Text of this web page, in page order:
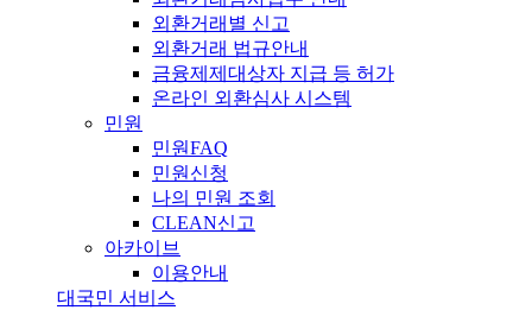
외환거래별 신고
외환거래 법규안내
금융제제대상자 지급 등 허가
온라인 외환심사 시스템
민원
민원FAQ
민원신청
나의 민원 조회
CLEAN신고
아카이브
이용안내
대국민 서비스